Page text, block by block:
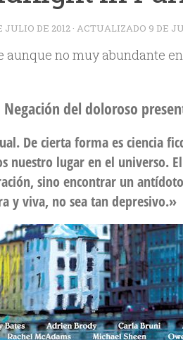
JULIO DE 2012 · ACTUALIZADO 9 DE
aunque no muy abundante
del doloroso
De cierta forma es ciencia
nuestro lugar en el universo.
sino encontrar un
y viva, no sea tan depresivo.»